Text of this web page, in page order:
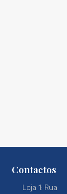
Contactos
Loja 1: Rua